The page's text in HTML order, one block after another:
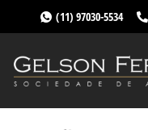
(11) 97030-5534